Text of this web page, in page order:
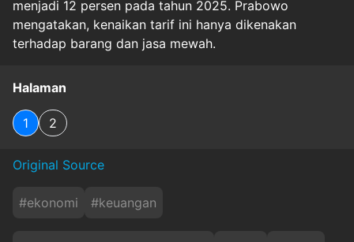
menjadi 12 persen pada tahun 2025. Prabowo
mengatakan, kenaikan tarif ini hanya dikenakan
terhadap barang dan jasa mewah.
Halaman
1 2
Original Source
#ekonomi #keuangan